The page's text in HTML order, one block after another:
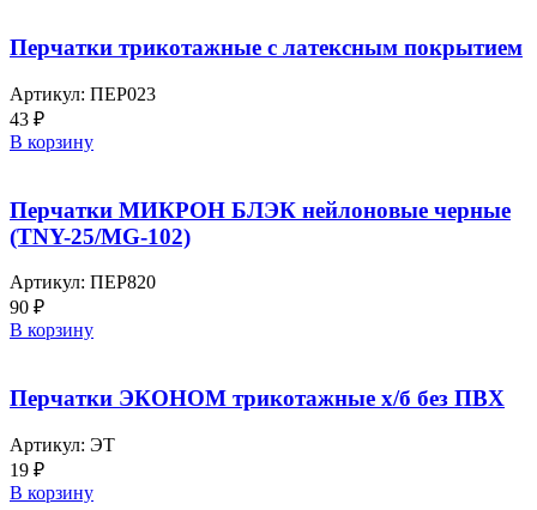
Перчатки трикотажные с латексным покрытием
Артикул: ПЕР023
43 ₽
В корзину
Перчатки МИКРОН БЛЭК нейлоновые черные
(TNY-25/MG-102)
Артикул: ПЕР820
90 ₽
В корзину
Перчатки ЭКОНОМ трикотажные х/б без ПВХ
Артикул: ЭТ
19 ₽
В корзину